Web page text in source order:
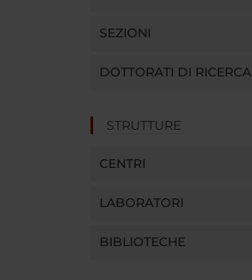
SEZIONI
DOTTORATI DI RICERCA
STRUTTURE
CENTRI
LABORATORI
BIBLIOTECHE